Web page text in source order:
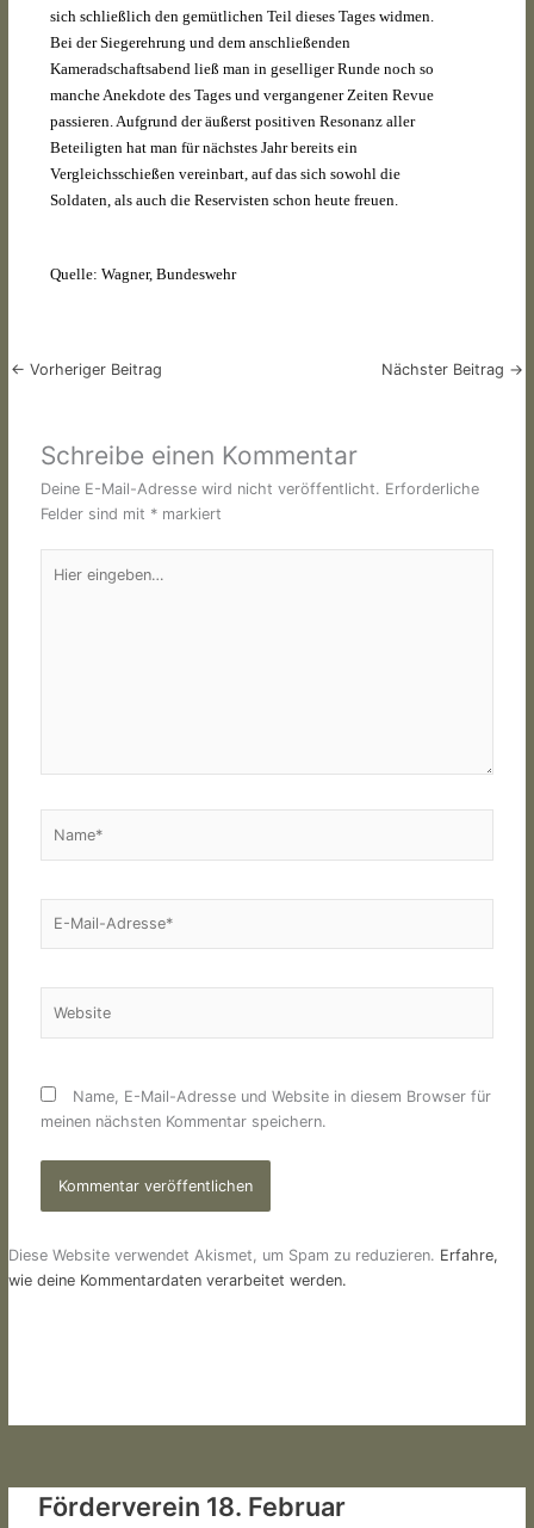
sich schließlich den gemütlichen Teil dieses Tages widmen.
Bei der Siegerehrung und dem anschließenden
Kameradschaftsabend ließ man in geselliger Runde noch so
manche Anekdote des Tages und vergangener Zeiten Revue
passieren. Aufgrund der äußerst positiven Resonanz aller
Beteiligten hat man für nächstes Jahr bereits ein
Vergleichsschießen vereinbart, auf das sich sowohl die
Soldaten, als auch die Reservisten schon heute freuen.
Quelle: Wagner, Bundeswehr
← Vorheriger Beitrag Nächster Beitrag →
Schreibe einen Kommentar
Deine E-Mail-Adresse wird nicht veröffentlicht. Erforderliche
Felder sind mit * markiert
eingeben…
Name, E-Mail-Adresse und Website in diesem Browser für
meinen nächsten Kommentar speichern.
Diese Website verwendet Akismet, um Spam zu reduzieren. Erfahre,
wie deine Kommentardaten verarbeitet werden.
Förderverein 18. Februar